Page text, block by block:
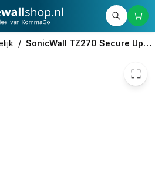
/ SonicWall TZ270 Secure Upgrade Plus